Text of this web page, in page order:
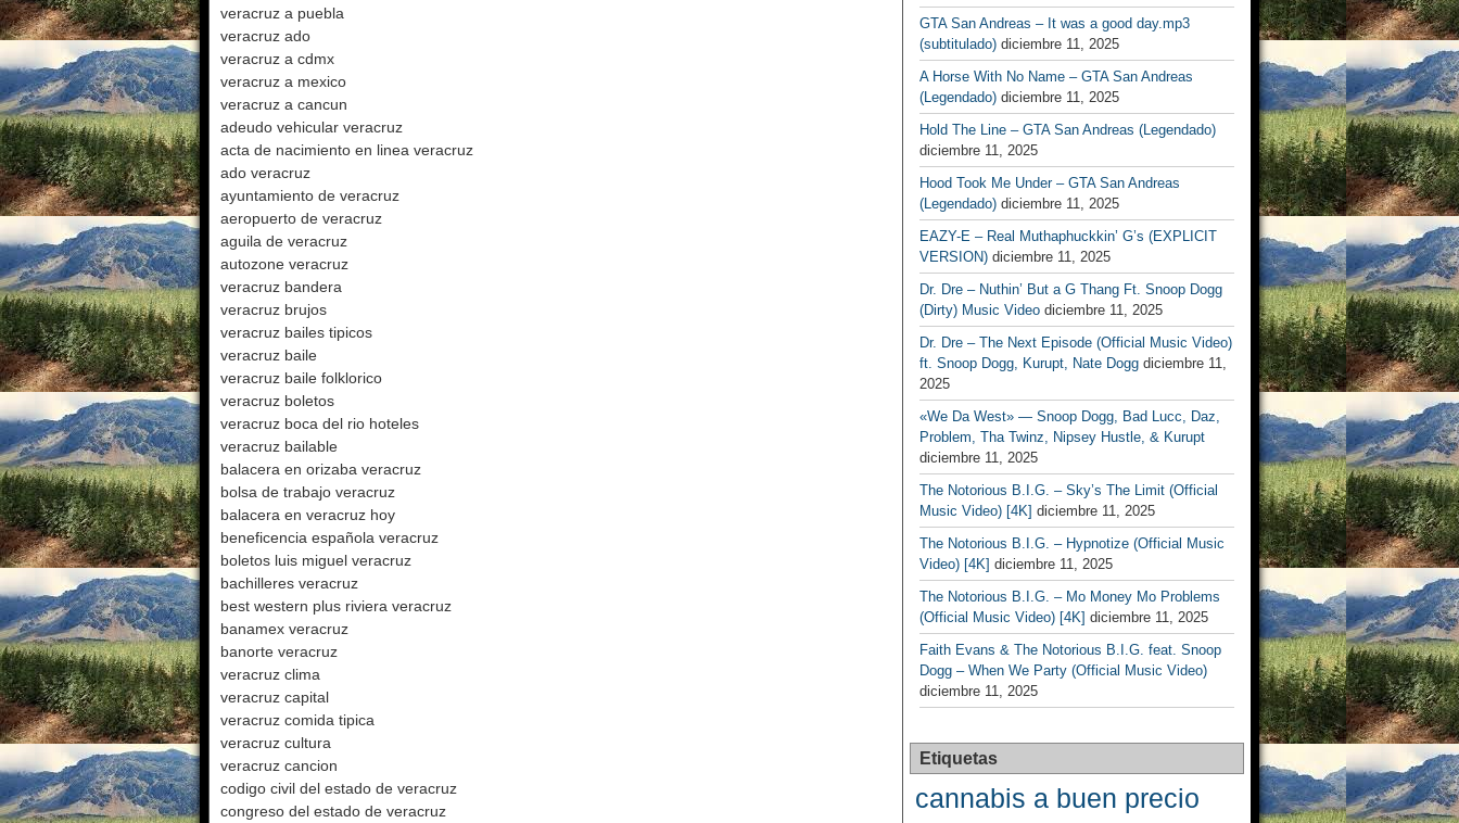
veracruz a puebla
veracruz ado
veracruz a cdmx
veracruz a mexico
veracruz a cancun
adeudo vehicular veracruz
acta de nacimiento en linea veracruz
ado veracruz
ayuntamiento de veracruz
aeropuerto de veracruz
aguila de veracruz
autozone veracruz
veracruz bandera
veracruz brujos
veracruz bailes tipicos
veracruz baile
veracruz baile folklorico
veracruz boletos
veracruz boca del rio hoteles
veracruz bailable
balacera en orizaba veracruz
bolsa de trabajo veracruz
balacera en veracruz hoy
beneficencia española veracruz
boletos luis miguel veracruz
bachilleres veracruz
best western plus riviera veracruz
banamex veracruz
banorte veracruz
veracruz clima
veracruz capital
veracruz comida tipica
veracruz cultura
veracruz cancion
codigo civil del estado de veracruz
congreso del estado de veracruz
GTA San Andreas – It was a good day.mp3
(subtitulado) diciembre 11, 2025
A Horse With No Name – GTA San Andreas
(Legendado) diciembre 11, 2025
Hold The Line – GTA San Andreas (Legendado)
diciembre 11, 2025
Hood Took Me Under – GTA San Andreas
(Legendado) diciembre 11, 2025
EAZY-E – Real Muthaphuckkin’ G’s (EXPLICIT
VERSION) diciembre 11, 2025
Dr. Dre – Nuthin’ But a G Thang Ft. Snoop Dogg
(Dirty) Music Video diciembre 11, 2025
Dr. Dre – The Next Episode (Official Music Video)
ft. Snoop Dogg, Kurupt, Nate Dogg diciembre 11,
2025
«We Da West» — Snoop Dogg, Bad Lucc, Daz,
Problem, Tha Twinz, Nipsey Hustle, & Kurupt
diciembre 11, 2025
The Notorious B.I.G. – Sky’s The Limit (Official
Music Video) [4K] diciembre 11, 2025
The Notorious B.I.G. – Hypnotize (Official Music
Video) [4K] diciembre 11, 2025
The Notorious B.I.G. – Mo Money Mo Problems
(Official Music Video) [4K] diciembre 11, 2025
Faith Evans & The Notorious B.I.G. feat. Snoop
Dogg – When We Party (Official Music Video)
diciembre 11, 2025
Etiquetas
cannabis a buen precio